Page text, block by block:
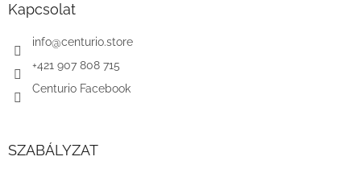
Kapcsolat
info@centurio.store
+421 907 808 715
Centurio Facebook
SZABÁLYZAT